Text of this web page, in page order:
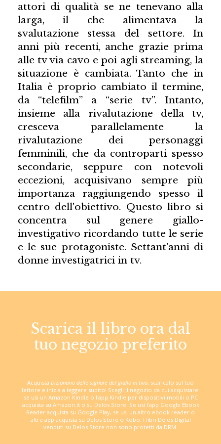
attori di qualità se ne tenevano alla
larga, il che alimentava la
svalutazione stessa del settore. In
anni più recenti, anche grazie prima
alle tv via cavo e poi agli streaming, la
situazione è cambiata. Tanto che in
Italia è proprio cambiato il termine,
da “telefilm” a “serie tv”. Intanto,
insieme alla rivalutazione della tv,
cresceva parallelamente la
rivalutazione dei personaggi
femminili, che da controparti spesso
secondarie, seppure con notevoli
eccezioni, acquisivano sempre più
importanza raggiungendo spesso il
centro dell'obiettivo. Questo libro si
concentra sul genere giallo-
investigativo ricordando tutte le serie
e le sue protagoniste. Settant'anni di
donne investigatrici in tv.
Scarica il libro ora dal
tuo negozio preferito
Acquista Dizionario delle signore del giallo in tivù, scaricalo sul tuo
lettore e inizia a leggere subito! Scegli il negozio da cui acquistare:
se usi un Amazon Kindle o l'app Kindle per dispositivi mobili o PC
acquista su Amazon.it o su Delos Store. Se usi l'app Google Ebook
Reader acquista su Google Play, se usi un altro ebook reader o
altre app acquista su Delos Store o Kobo. I libri Delos Digital
venduti su Delos Store non sono protetti da DRM.